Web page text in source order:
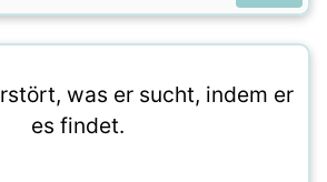
was er sucht, indem er
es findet.